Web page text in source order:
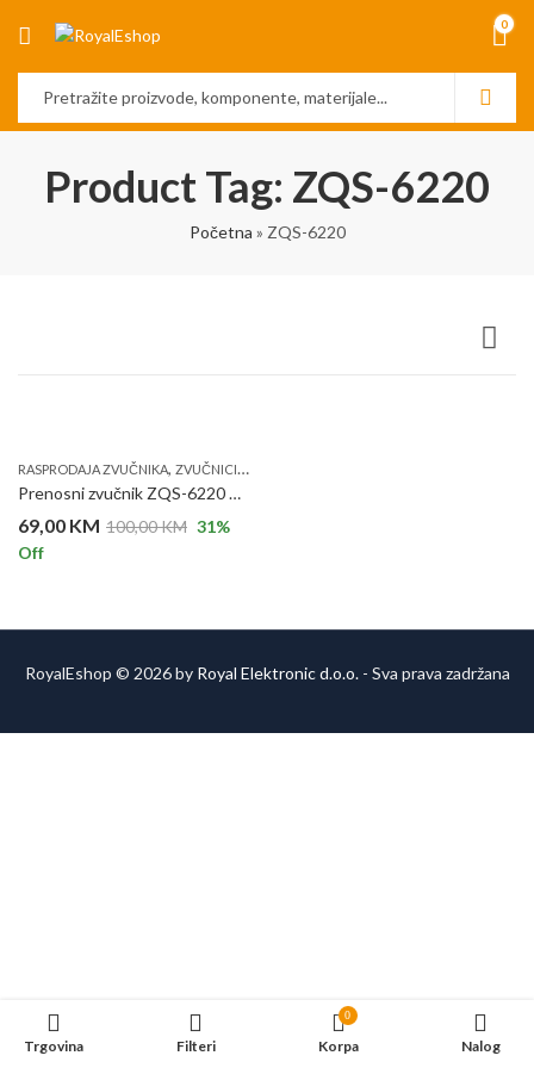
0
Product Tag: ZQS-6220
Početna » ZQS-6220
RASPRODAJA ZVUČNIKA, ZVUČNICI I OPREMA ZA OZVUČENJE
Prenosni zvučnik ZQS-6220 10W WiFi, Bluetooth, LED efekti
69,00 KM 100,00KM 31%
Off
RoyalEshop © 2026 by Royal Elektronic d.o.o.- Sva prava zadržana
Trgovina Filteri
0
Korpa Nalog